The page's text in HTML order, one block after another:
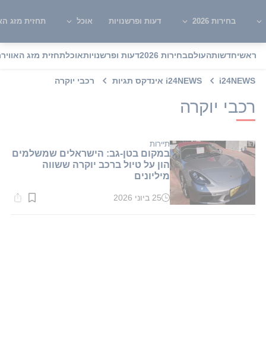
בחירות 2026 דעות ופרשנויות אוכל תחזית מזג
ראשיחדשותהעולםבחירות 2026 דעות ופרשנויותאוכלתחזית מזג האוויר
i24NEWS i24NEWS אינדקס תגיות רכבי יוקרה
רכבי יוקרה
תיירות
במקום בטן-גב: הישראלים שמשלמים
הון על טיול ברכב יוקרה ששווה
מיליונים
זמן25 ביוני 2026